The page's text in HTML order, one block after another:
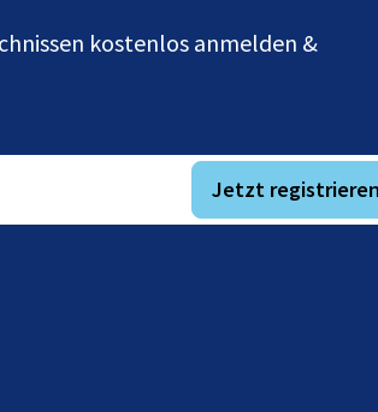
kostenlos anmelden &
Jetzt registrieren